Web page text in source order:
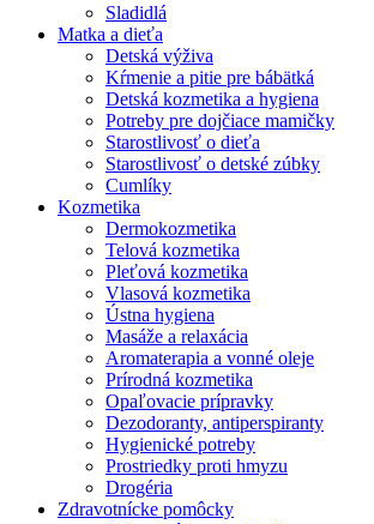
Sladidlá
Matka a dieťa
Detská výživa
Kŕmenie a pitie pre bábätká
Detská kozmetika a hygiena
Potreby pre dojčiace mamičky
Starostlivosť o dieťa
Starostlivosť o detské zúbky
Cumlíky
Kozmetika
Dermokozmetika
Telová kozmetika
Pleťová kozmetika
Vlasová kozmetika
Ústna hygiena
Masáže a relaxácia
Aromaterapia a vonné oleje
Prírodná kozmetika
Opaľovacie prípravky
Dezodoranty, antiperspiranty
Hygienické potreby
Prostriedky proti hmyzu
Drogéria
Zdravotnícke pomôcky